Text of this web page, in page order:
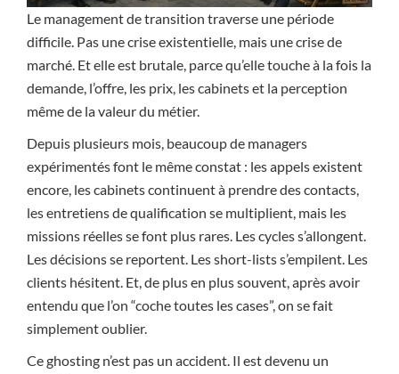
Le management de transition traverse une période
difficile. Pas une crise existentielle, mais une crise de
marché. Et elle est brutale, parce qu’elle touche à la fois la
demande, l’offre, les prix, les cabinets et la perception
même de la valeur du métier.
Depuis plusieurs mois, beaucoup de managers
expérimentés font le même constat : les appels existent
encore, les cabinets continuent à prendre des contacts,
les entretiens de qualification se multiplient, mais les
missions réelles se font plus rares. Les cycles s’allongent.
Les décisions se reportent. Les short-lists s’empilent. Les
clients hésitent. Et, de plus en plus souvent, après avoir
entendu que l’on “coche toutes les cases”, on se fait
simplement oublier.
Ce ghosting n’est pas un accident. Il est devenu un